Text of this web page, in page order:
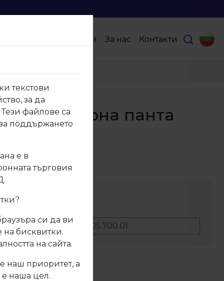
Партньори За нас Контакти
текстови
за да
файлове са
поддържането
е в
търговия
си да ви
на бисквитки.
на сайта.
наш приоритет, а
е наша цел.
Клавирна панта
05.700.01
се с нас